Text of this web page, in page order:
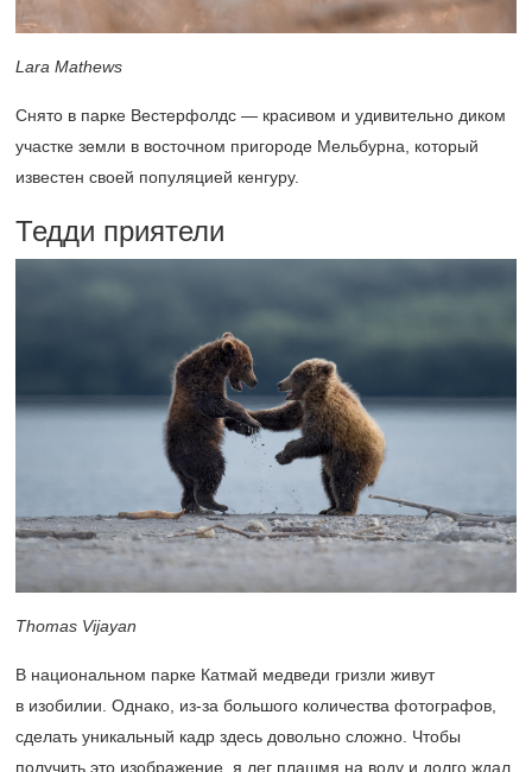
Lara Mathews
Снято в парке Вестерфолдс — красивом и удивительно диком
участке земли в восточном пригороде Мельбурна, который
известен своей популяцией кенгуру.
Тедди приятели
Thomas Vijayan
В национальном парке Катмай медведи гризли живут
в изобилии. Однако, из-за большого количества фотографов,
сделать уникальный кадр здесь довольно сложно. Чтобы
получить это изображение, я лег плашмя на воду и долго ждал